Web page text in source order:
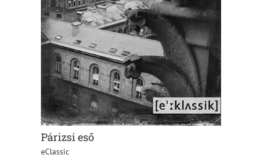
Párizsi eső
eClassic